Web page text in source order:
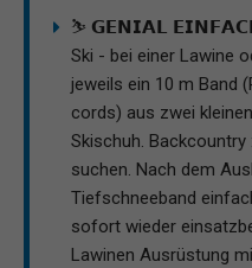
⛷ 𝗚𝗘𝗡𝗜𝗔𝗟
Ski - bei einer Lawine
jeweils ein 10 m Band
cords) aus zwei
Skischuh. Backcountry
suchen. Nach dem
Tiefschneeband
sofort wieder
Lawinen Ausrüstung